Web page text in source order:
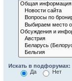
Искать в подфорумах:
Да
Нет